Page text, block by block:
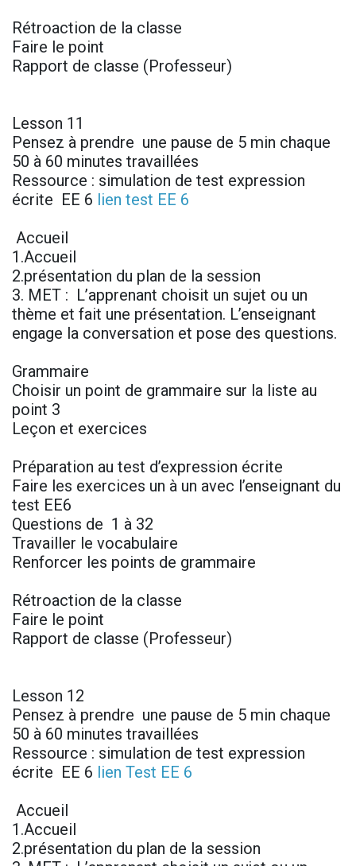
Rétroaction de la classe
Faire le point
Rapport de classe (Professeur)
Lesson 11
Pensez à prendre une pause de 5 min chaque
50 à 60 minutes travaillées
Ressource : simulation de test expression
écrite EE 6 lien test EE 6
Accueil
1.Accueil
2.présentation du plan de la session
3. MET : L’apprenant choisit un sujet ou un
thème et fait une présentation. L’enseignant
engage la conversation et pose des questions.
Grammaire
Choisir un point de grammaire sur la liste au
point 3
Leçon et exercices
Préparation au test d’expression écrite
Faire les exercices un à un avec l’enseignant du
test EE6
Questions de 1 à 32
Travailler le vocabulaire
Renforcer les points de grammaire
Rétroaction de la classe
Faire le point
Rapport de classe (Professeur)
Lesson 12
Pensez à prendre une pause de 5 min chaque
50 à 60 minutes travaillées
Ressource : simulation de test expression
écrite EE 6 lien Test EE 6
Accueil
1.Accueil
2.présentation du plan de la session